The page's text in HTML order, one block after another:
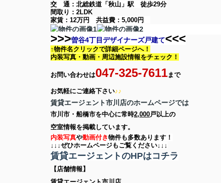
交 通：北総鉄道「秋山」駅 徒歩29分
間取り： 2LDK
家賃： 12万円 共益費： 5,000円
>>>曽谷4丁目デザイナーズ戸建て<<<
↑物件名クリックで詳細ページへ！
内装写真・動画・ 周辺施設情報をチェック！
お問い合わせは047-325-7611まで
お気軽にご連絡下さい♪♪
賃貸エージェント市川店のホームページでは
市川市・船橋市を中心に常時2,000戸以上の
空室情報を掲載しています。
内装写真や動画付き物件も多数あります！
↓↓↓ぜひホームページもご覧ください↓↓↓
賃貸エージェントのHPはコチラ
【店舗情報】